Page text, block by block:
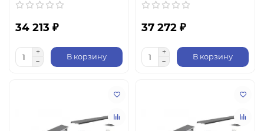
34 213 ₽
В корзину
37 272 ₽
В корзину